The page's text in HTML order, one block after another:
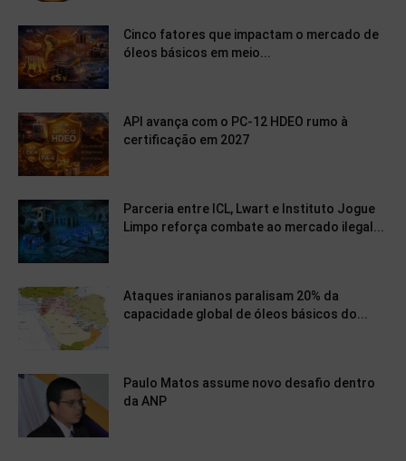
Cinco fatores que impactam o mercado de
óleos básicos em meio...
API avança com o PC-12 HDEO rumo à
certificação em 2027
Parceria entre ICL, Lwart e Instituto Jogue
Limpo reforça combate ao mercado ilegal...
Ataques iranianos paralisam 20% da
capacidade global de óleos básicos do...
Paulo Matos assume novo desafio dentro
da ANP